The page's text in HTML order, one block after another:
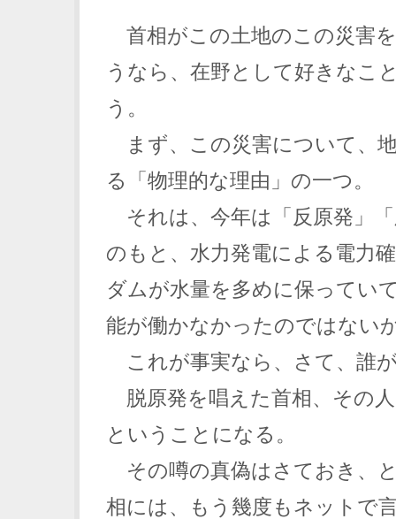
首相がこの土地のこの災害
うなら、在野として好きなこ
う。
まず、この災害について、
る「物理的な理由」の一つ。
それは、今年は「反原発」
のもと、水力発電による電力
ダムが水量を多めに保ってい
能が働かなかったのではない
これが事実なら、さて、誰
脱原発を唱えた首相、その
ということになる。
その噂の真偽はさておき、
相には、もう幾度もネットで